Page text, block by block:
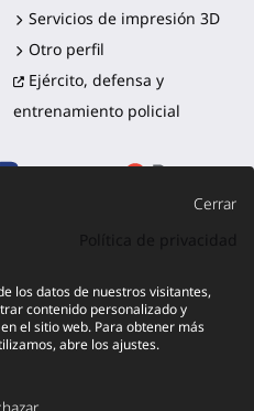
Servicios de impresión 3D
Otro perfil
Ejército, defensa y
entrenamiento policial
Devolución y reembolso
Cerrar
los datos de nuestros visitantes,
contenido personalizado y
el sitio web. Para obtener más
abre los ajustes.